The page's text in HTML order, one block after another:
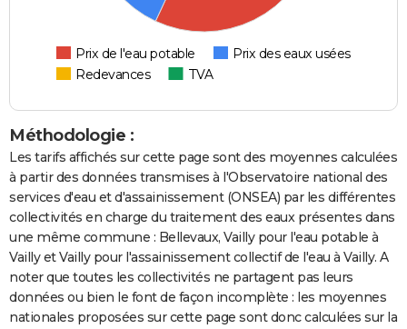
Prix de l'eau potable
Prix des eaux usées
Redevances
TVA
Méthodologie :
Les tarifs affichés sur cette page sont des moyennes calculées
à partir des données transmises à l'Observatoire national des
services d'eau et d'assainissement (ONSEA) par les différentes
collectivités en charge du traitement des eaux présentes dans
une même commune : Bellevaux, Vailly pour l'eau potable à
Vailly et Vailly pour l'assainissement collectif de l'eau à Vailly. A
noter que toutes les collectivités ne partagent pas leurs
données ou bien le font de façon incomplète : les moyennes
nationales proposées sur cette page sont donc calculées sur la